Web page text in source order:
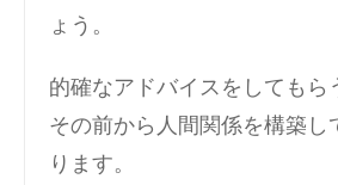
ょう。
的確なアドバイスをしてもら
その前から人間関係を構築し
ります。